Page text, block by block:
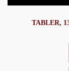
TABLER,